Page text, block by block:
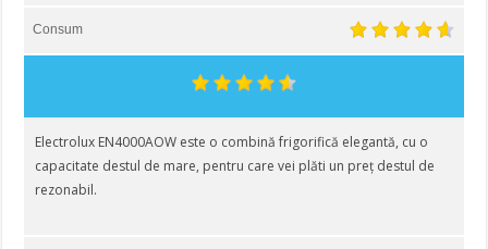
Consum
Electrolux EN4000AOW este o combină frigorifică elegantă, cu o
capacitate destul de mare, pentru care vei plăti un preț destul de
rezonabil.